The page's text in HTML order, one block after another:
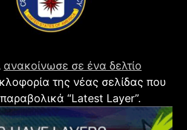
ανακοίνωσε σε ένα δελτίο
της νέας σελίδας που
“Latest Layer”.